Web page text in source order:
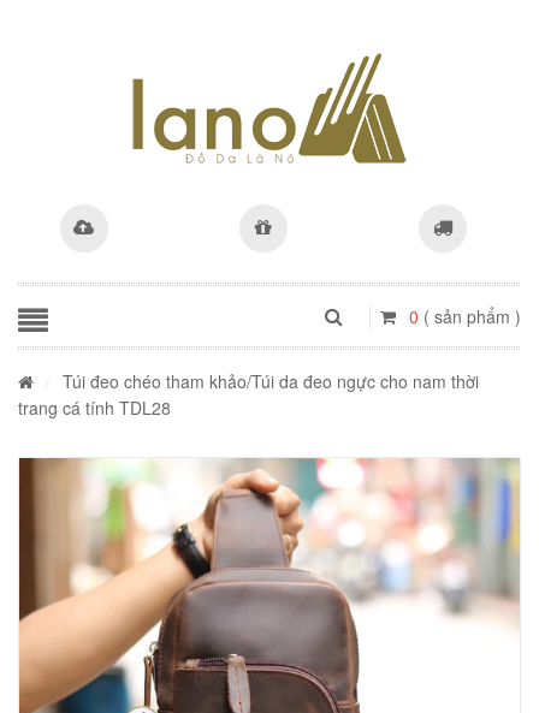
0 ( sản phẩm )
Túi đeo chéo tham khảo/Túi da đeo ngực cho nam thời
trang cá tính TDL28